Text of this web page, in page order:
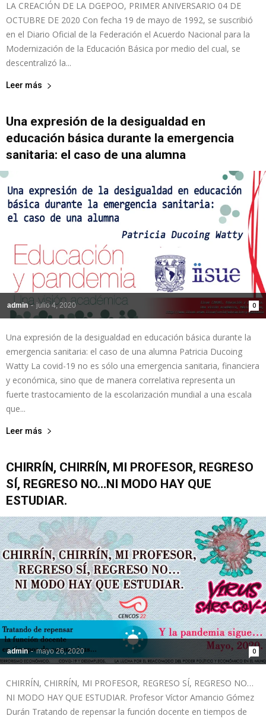
LA CREACIÓN DE LA DGEPOO, PRIMER ANIVERSARIO 04 DE
OCTUBRE DE 2020 Con fecha 19 de mayo de 1992, se suscribió
en el Diario Oficial de la Federación el Acuerdo Nacional para la
Modernización de la Educación Básica por medio del cual, se
descentralizó la...
Leer más
Una expresión de la desigualdad en
educación básica durante la emergencia
sanitaria: el caso de una alumna
admin - julio 4, 2020 0
Una expresión de la desigualdad en educación básica durante la
emergencia sanitaria: el caso de una alumna Patricia Ducoing
Watty La covid-19 no es sólo una emergencia sanitaria, financiera
y económica, sino que de manera correlativa representa un
fuerte trastocamiento de la escolarización mundial a una escala
que...
Leer más
CHIRRÍN, CHIRRÍN, MI PROFESOR, REGRESO
SÍ, REGRESO NO…NI MODO HAY QUE
ESTUDIAR.
admin - mayo 26, 2020 0
CHIRRÍN, CHIRRÍN, MI PROFESOR, REGRESO SÍ, REGRESO NO…
NI MODO HAY QUE ESTUDIAR. Profesor Víctor Amancio Gómez
Durán Tratando de repensar la función docente en tiempos de